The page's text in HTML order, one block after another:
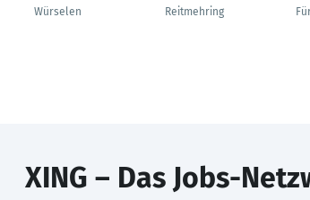
Würselen
Reitmehring
XING – Das Jobs-